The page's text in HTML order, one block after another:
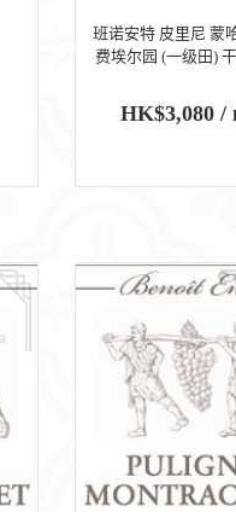
班诺安特 皮里尼 蒙
费埃尔园 (一级田)
HK$3,080 /